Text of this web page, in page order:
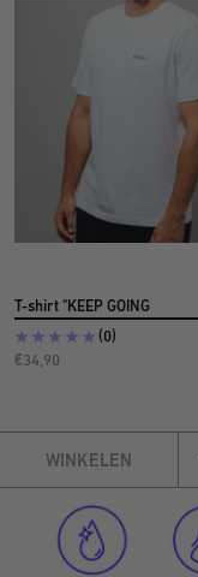
T-shirt "KEEP GOING
(0)
Aanbiedingsprijs
€34,90
WINKELEN